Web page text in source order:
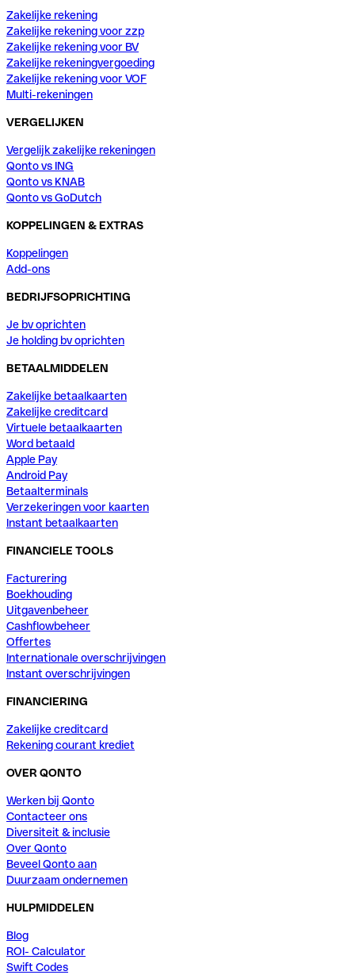
Zakelijke rekening
Zakelijke rekening voor zzp
Zakelijke rekening voor BV
Zakelijke rekeningvergoeding
Zakelijke rekening voor VOF
Multi-rekeningen
VERGELIJKEN
Vergelijk zakelijke rekeningen
Qonto vs ING
Qonto vs KNAB
Qonto vs GoDutch
KOPPELINGEN & EXTRAS
Koppelingen
Add-ons
BEDRIJFSOPRICHTING
Je bv oprichten
Je holding bv oprichten
BETAALMIDDELEN
Zakelijke betaalkaarten
Zakelijke creditcard
Virtuele betaalkaarten
Word betaald
Apple Pay
Android Pay
Betaalterminals
Verzekeringen voor kaarten
Instant betaalkaarten
FINANCIELE TOOLS
Facturering
Boekhouding
Uitgavenbeheer
Cashflowbeheer
Offertes
Internationale overschrijvingen
Instant overschrijvingen
FINANCIERING
Zakelijke creditcard
Rekening courant krediet
OVER QONTO
Werken bij Qonto
Contacteer ons
Diversiteit & inclusie
Over Qonto
Beveel Qonto aan
Duurzaam ondernemen
HULPMIDDELEN
Blog
ROI- Calculator
Swift Codes